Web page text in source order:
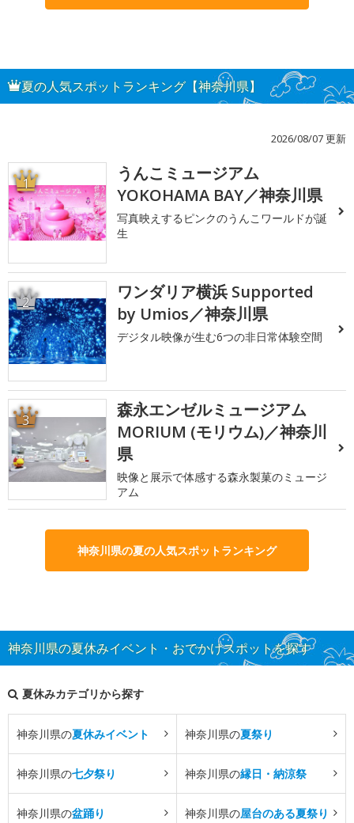
夏の人気スポットランキング【神奈川県】
2026/08/07 更新
1
うんこミュージアム
YOKOHAMA BAY／神奈川県
写真映えするピンクのうんこワールドが誕
生
2
ワンダリア横浜 Supported
by Umios／神奈川県
デジタル映像が生む6つの非日常体験空間
3
森永エンゼルミュージアム
MORIUM (モリウム)／神奈川
県
映像と展示で体感する森永製菓のミュージ
アム
神奈川県の夏の人気スポットランキング
神奈川県の夏休みイベント・おでかけスポットを探す
夏休みカテゴリから探す
神奈川県の夏休みイベント 神奈川県の夏祭り
神奈川県の七夕祭り 神奈川県の縁日・納涼祭
神奈川県の盆踊り 神奈川県の屋台のある夏祭り